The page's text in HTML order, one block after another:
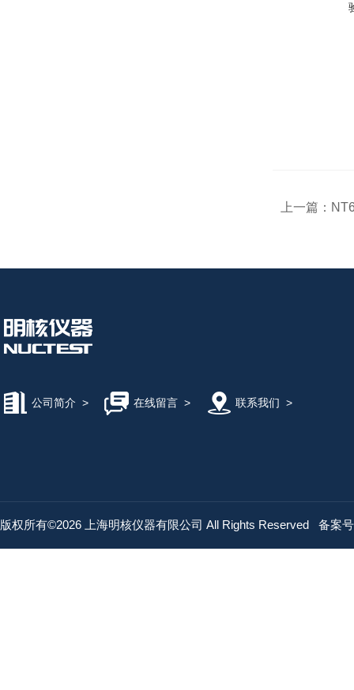
上一篇：
公司简介 > 在线留言> 联系我们 >
版权所有©2026 上海明核仪器有限公司 All Rights Reserved 备案